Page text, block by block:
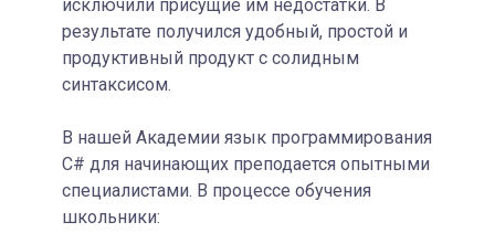
исключили присущие им недостатки. В
результате получился удобный, простой и
продуктивный продукт с солидным
синтаксисом.
В нашей Академии язык программирования
C# для начинающих преподается опытными
специалистами. В процессе обучения
школьники: